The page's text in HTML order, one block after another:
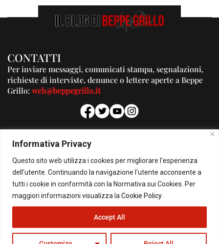
Informativa Privacy
Questo sito web utilizza i cookies per migliorare l'esperienza
dell'utente. Continuando la navigazione l'utente acconsente a
tutti i cookie in conformità con la Normativa sui Cookies. Per
maggiori informazioni visualizza la Cookie Policy
Accept All
CONTATTI
Per inviare messaggi, comunicati stampa, segnalazioni,
richieste di interviste, denunce o lettere aperte a Beppe
Grillo:web@beppegrillo.it
PUBBLICITA'
Per la tua pubblicità su questo Blog:
pubblicita@beppegrillo.it
© Copyright 2026 - Il Blog di Beppe Grillo. All Rights Reserved - Powered by
happygrafic.com